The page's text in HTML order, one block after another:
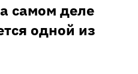
самом деле
одной из